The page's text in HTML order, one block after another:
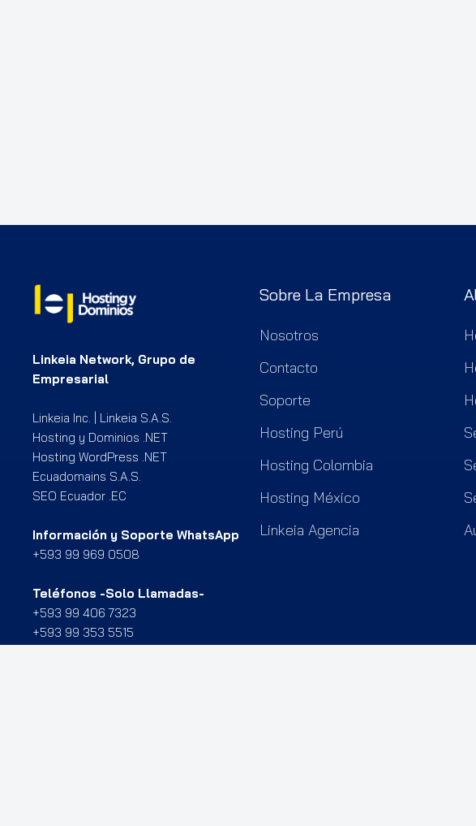
Linkeia Network, Grupo de
Empresarial
Linkeia Inc. | Linkeia S.A.S.
Hosting y Dominios .NET
Hosting WordPress .NET
Ecuadomains S.A.S.
SEO Ecuador .EC
Información y Soporte WhatsApp
+593 99 969 0508
Teléfonos -Solo Llamadas-
+593 99 406 7323
+593 99 353 5515
Sobre La Empresa
Nosotros
Contacto
Soporte
Hosting Perú
Hosting Colombia
Hosting México
Linkeia Agencia